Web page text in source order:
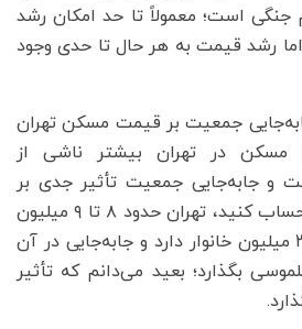
است؛ معمولاً تا حد امکان رشد
رشد قیمت به هر حال تا حدی وجود
جمعیت بر قیمت مسکن تهران
در تهران بیشتر ناشی از
و جابه‌جایی جمعیت تأثیر جدی بر
آن نخواهد داشت. اگر حساب کنید، تهران حدود ۸ تا ۹ میلیون
نفر جمعیت و بیش از ۳ میلیون خانوار دارد و جابه‌جایی در آن
بگذارد؛ بعید می‌دانم که تأثیر